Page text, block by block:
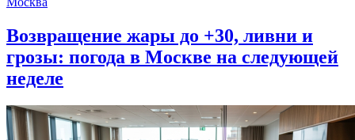
Возвращение жары до +30, ливни и
грозы: погода в Москве на следующей
неделе